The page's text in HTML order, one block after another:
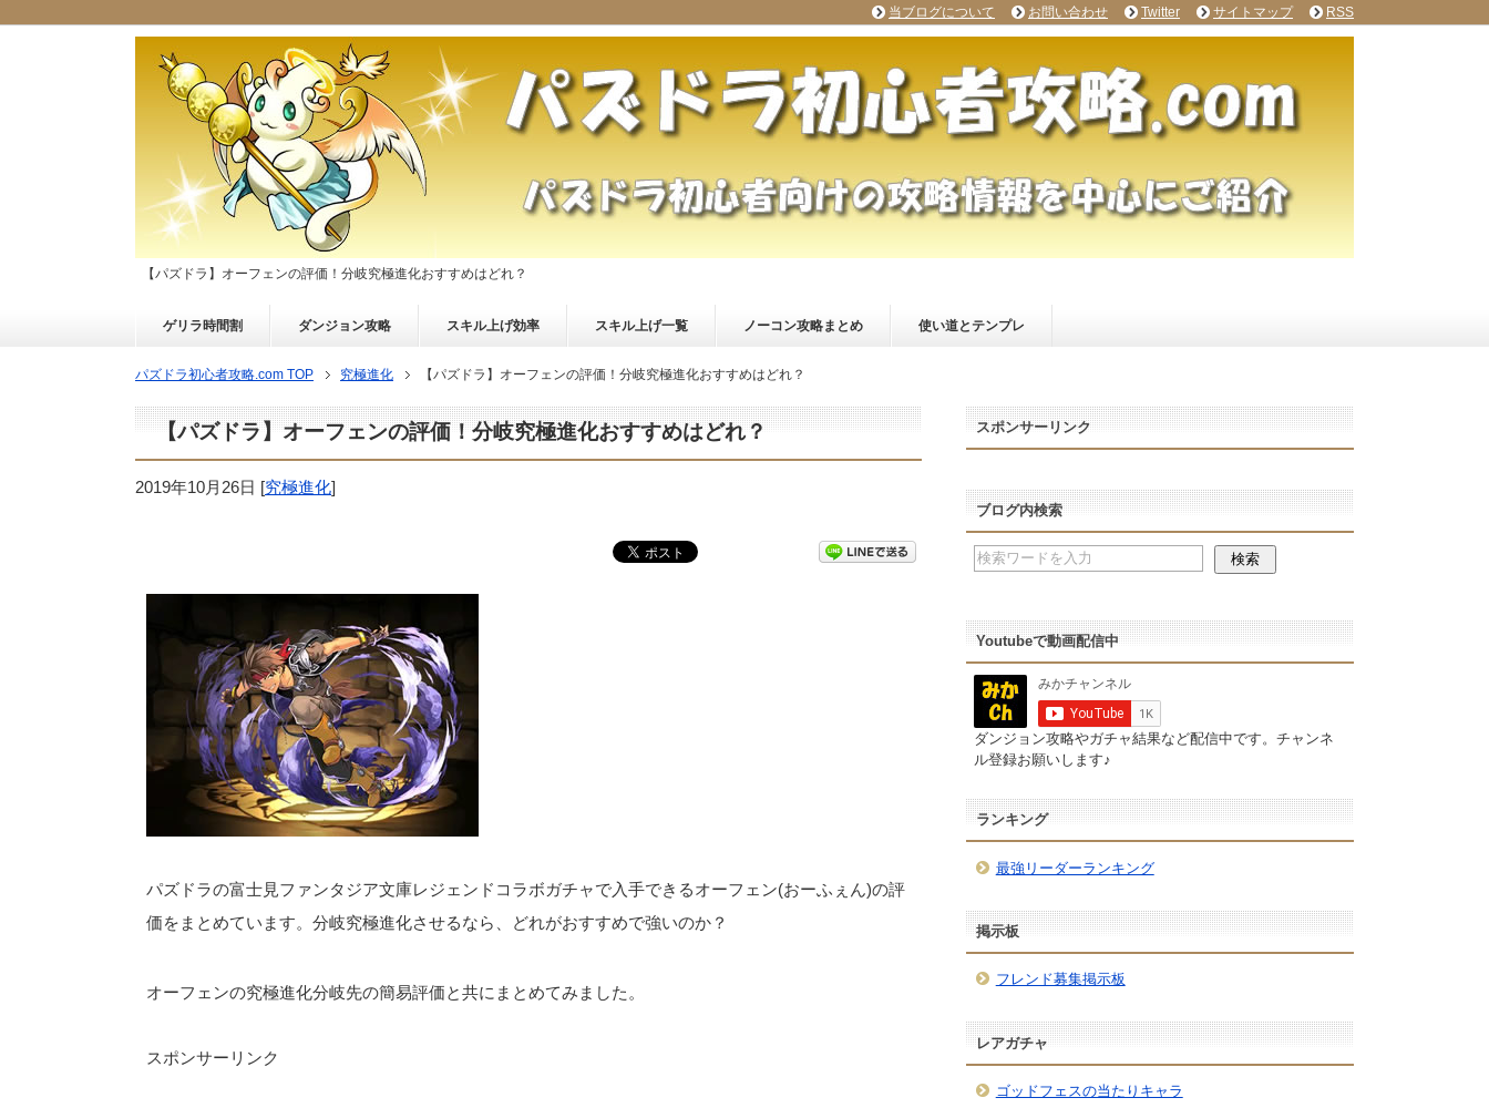
【パズドラ】オーフェンの評価！分岐究極進化おすすめはどれ？
ゲリラ時間割 ダンジョン攻略 スキル上げ効率 スキル上げ一覧 ノーコン攻略まとめ 使い道とテンプレ
パズドラ初心者攻略.com TOP 究極進化 【パズドラ】オーフェンの評価！分岐究極進化おすすめはどれ？
【パズドラ】オーフェンの評価！分岐究極進化おすすめはどれ？
2019年10月26日 [究極進化]
パズドラの富士見ファンタジア文庫レジェンドコラボガチャで入手できるオーフェン(おーふぇん)の評
価をまとめています。分岐究極進化させるなら、どれがおすすめで強いのか？
オーフェンの究極進化分岐先の簡易評価と共にまとめてみました。
スポンサーリンク
スポンサーリンク
ブログ内検索
Youtubeで動画配信中
ダンジョン攻略やガチャ結果など配信中です。チャンネ
ル登録お願いします♪
ランキング
最強リーダーランキング
掲示板
フレンド募集掲示板
レアガチャ
ゴッドフェスの当たりキャラ
当ブログについて お問い合わせ Twitter サイトマップ RSS